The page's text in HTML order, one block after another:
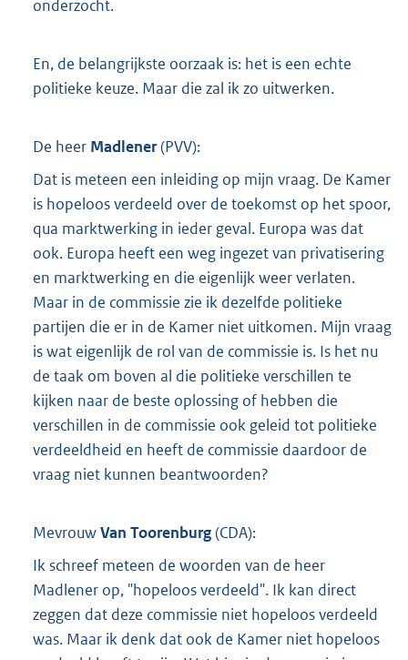
onderzocht.
En, de belangrijkste oorzaak is: het is een echte
politieke keuze. Maar die zal ik zo uitwerken.
De heer Madlener(PVV):
Dat is meteen een inleiding op mijn vraag. De Kamer
is hopeloos verdeeld over de toekomst op het spoor,
qua marktwerking in ieder geval. Europa was dat
ook. Europa heeft een weg ingezet van privatisering
en marktwerking en die eigenlijk weer verlaten.
Maar in de commissie zie ik dezelfde politieke
partijen die er in de Kamer niet uitkomen. Mijn vraag
is wat eigenlijk de rol van de commissie is. Is het nu
de taak om boven al die politieke verschillen te
kijken naar de beste oplossing of hebben die
verschillen in de commissie ook geleid tot politieke
verdeeldheid en heeft de commissie daardoor de
vraag niet kunnen beantwoorden?
MevrouwVan Toorenburg(CDA):
Ik schreef meteen de woorden van de heer
Madlener op, "hopeloos verdeeld". Ik kan direct
zeggen dat deze commissie niet hopeloos verdeeld
was. Maar ik denk dat ook de Kamer niet hopeloos